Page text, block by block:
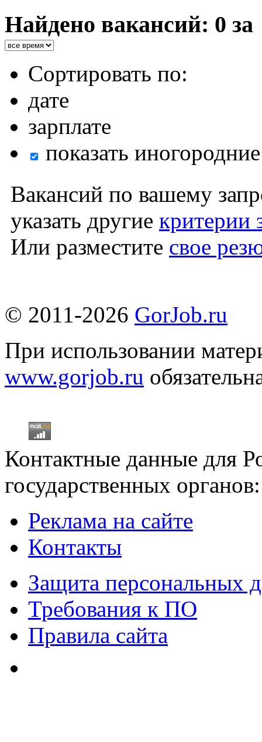
Найдено вакансий: 0 за
Сортировать по:
дате
зарплате
показать
Вакансий по вашему
указать другие критерии
Или разместите свое
© 2011-2026 GorJob.ru
При использовании
www.gorjob.ru
Контактные данные для
государственных
Реклама на сайте
Контакты
Защита персональных
Требования к ПО
Правила сайта